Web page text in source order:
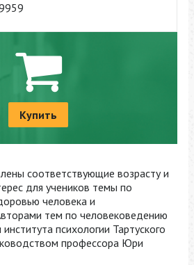
Купить
соответствующие возрасту и
для учеников темы по
человека и
тем по человековедению
психологии Тартуского
профессора Юри